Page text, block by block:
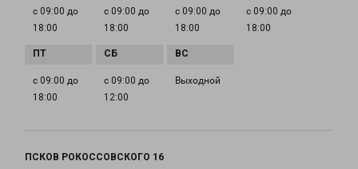
с 09:00 до
18:00
с 09:00 до
18:00
с 09:00 до
18:00
с 09:00 до
18:00
с 09:00 до
18:00
с 09:00 до
12:00
Выходной
ПСКОВ РОКОССОВСКОГО 16